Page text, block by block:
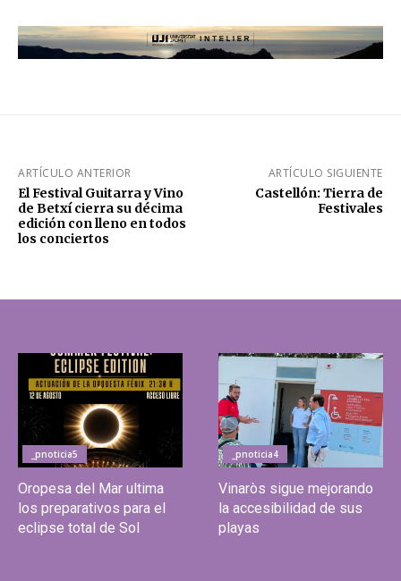
ARTÍCULO ANTERIOR
El Festival Guitarra y Vino
de Betxí cierra su décima
edición con lleno en todos
los conciertos
ARTÍCULO SIGUIENTE
Castellón: Tierra de
Festivales
_pnoticia5
Oropesa del Mar ultima
los preparativos para el
eclipse total de Sol
_pnoticia4
Vinaròs sigue mejorando
la accesibilidad de sus
playas